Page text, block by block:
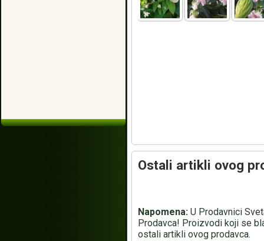
Ostali artikli ovog
Napomena: U Prodavnici
Prodavca! Proizvodi koji se
ostali artikli ovog prodavca.